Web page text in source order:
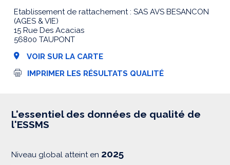
Etablissement de rattachement : SAS AVS BESANCON
(AGES & VIE)
15 Rue Des Acacias
56800 TAUPONT
VOIR SUR LA CARTE
I
s
i
IMPRIMER LES RÉSULTATS QUALITÉ
L'essentiel des données de qualité de
l'ESSMS
Niveau global atteint en 2025